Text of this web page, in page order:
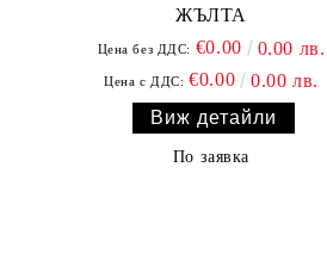
ЖЪЛТА
Цена без ДДС: €0.00 0.00 лв.
Цена с ДДС: €0.00
0.00 лв.
Виж детайли
По заявка